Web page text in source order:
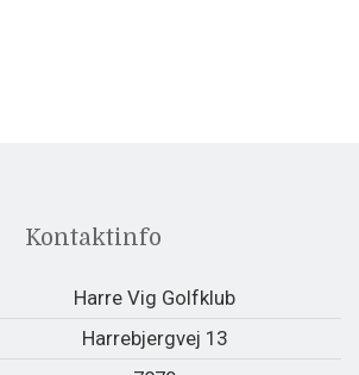
Kontaktinfo
Harre Vig Golfklub
Harrebjergvej 13